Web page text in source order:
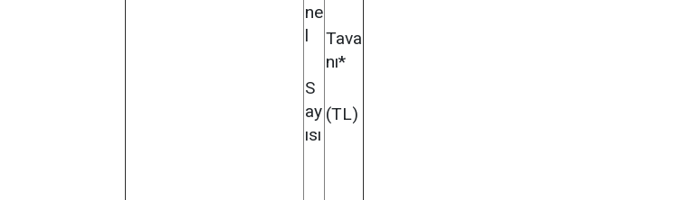
ne
l
S
ay
ısı
Tava
nı*
(TL)